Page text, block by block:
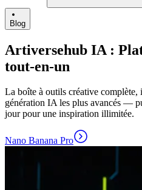
Blog
Artiversehub IA :
tout-en-un
La boîte à outils créative complète,
génération IA les plus avancés —
jour pour une inspiration illimitée.
Nano Banana Pro